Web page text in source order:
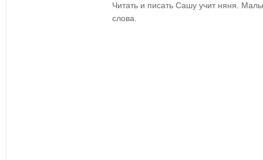
Читать и писать Сашу учит няня.
слова.